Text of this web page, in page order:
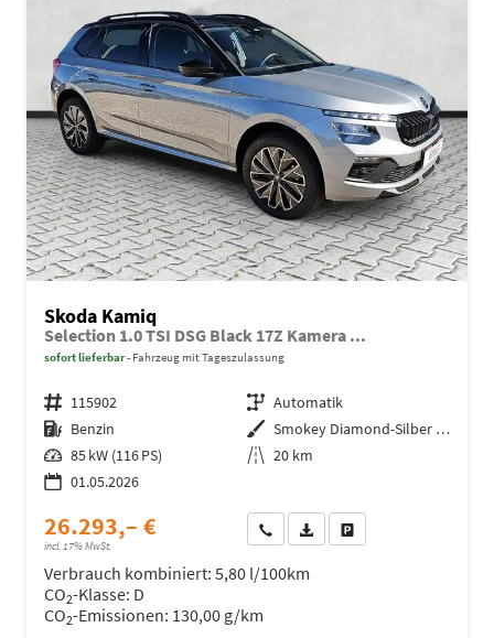
Skoda Kamiq
Selection 1.0 TSI DSG Black 17Z Kamera ...
sofort lieferbar Fahrzeug mit Tageszulassung
Fahrzeugnr. 115902 Getriebe Automatik
Kraftstoff Benzin Außenfarbe
Smokey Diamond-Silber .../Silber
Leistung 85 kW (116 PS) Kilometerstand 20 km
01.05.2026
26.293,– €
incl. 17% MwSt.
Wir rufen Sie anFahrzeugexposé (PDF)
Verbrauch kombiniert: 5,80 l/100km
CO2-Klasse: D
CO2-Emissionen: 130,00 g/km